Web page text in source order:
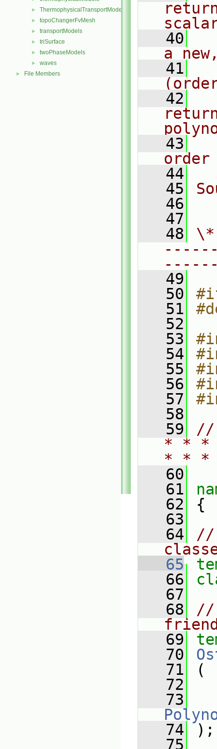
► ThermophysicalTransportModels
► topoChangerFvMesh
► transportModels
► triSurface
► twoPhaseModels
► waves
► File Members
   40
a
   41
   42
   43
order
   44
   45
   46
   47
   48
   49
   50
   51
   52
   53
   54
   55
   56
   57
   58
   59
//
* * *
* *
   60
   61
   62
{
   63
   64
//
   65
   66
   67
   68
//
   69
   70
   71
(
   72
   73
   74
);
   75